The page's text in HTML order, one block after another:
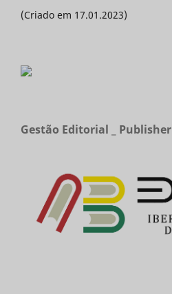
(Criado em 17.01.2023)
Gestão Editorial _ Publisher